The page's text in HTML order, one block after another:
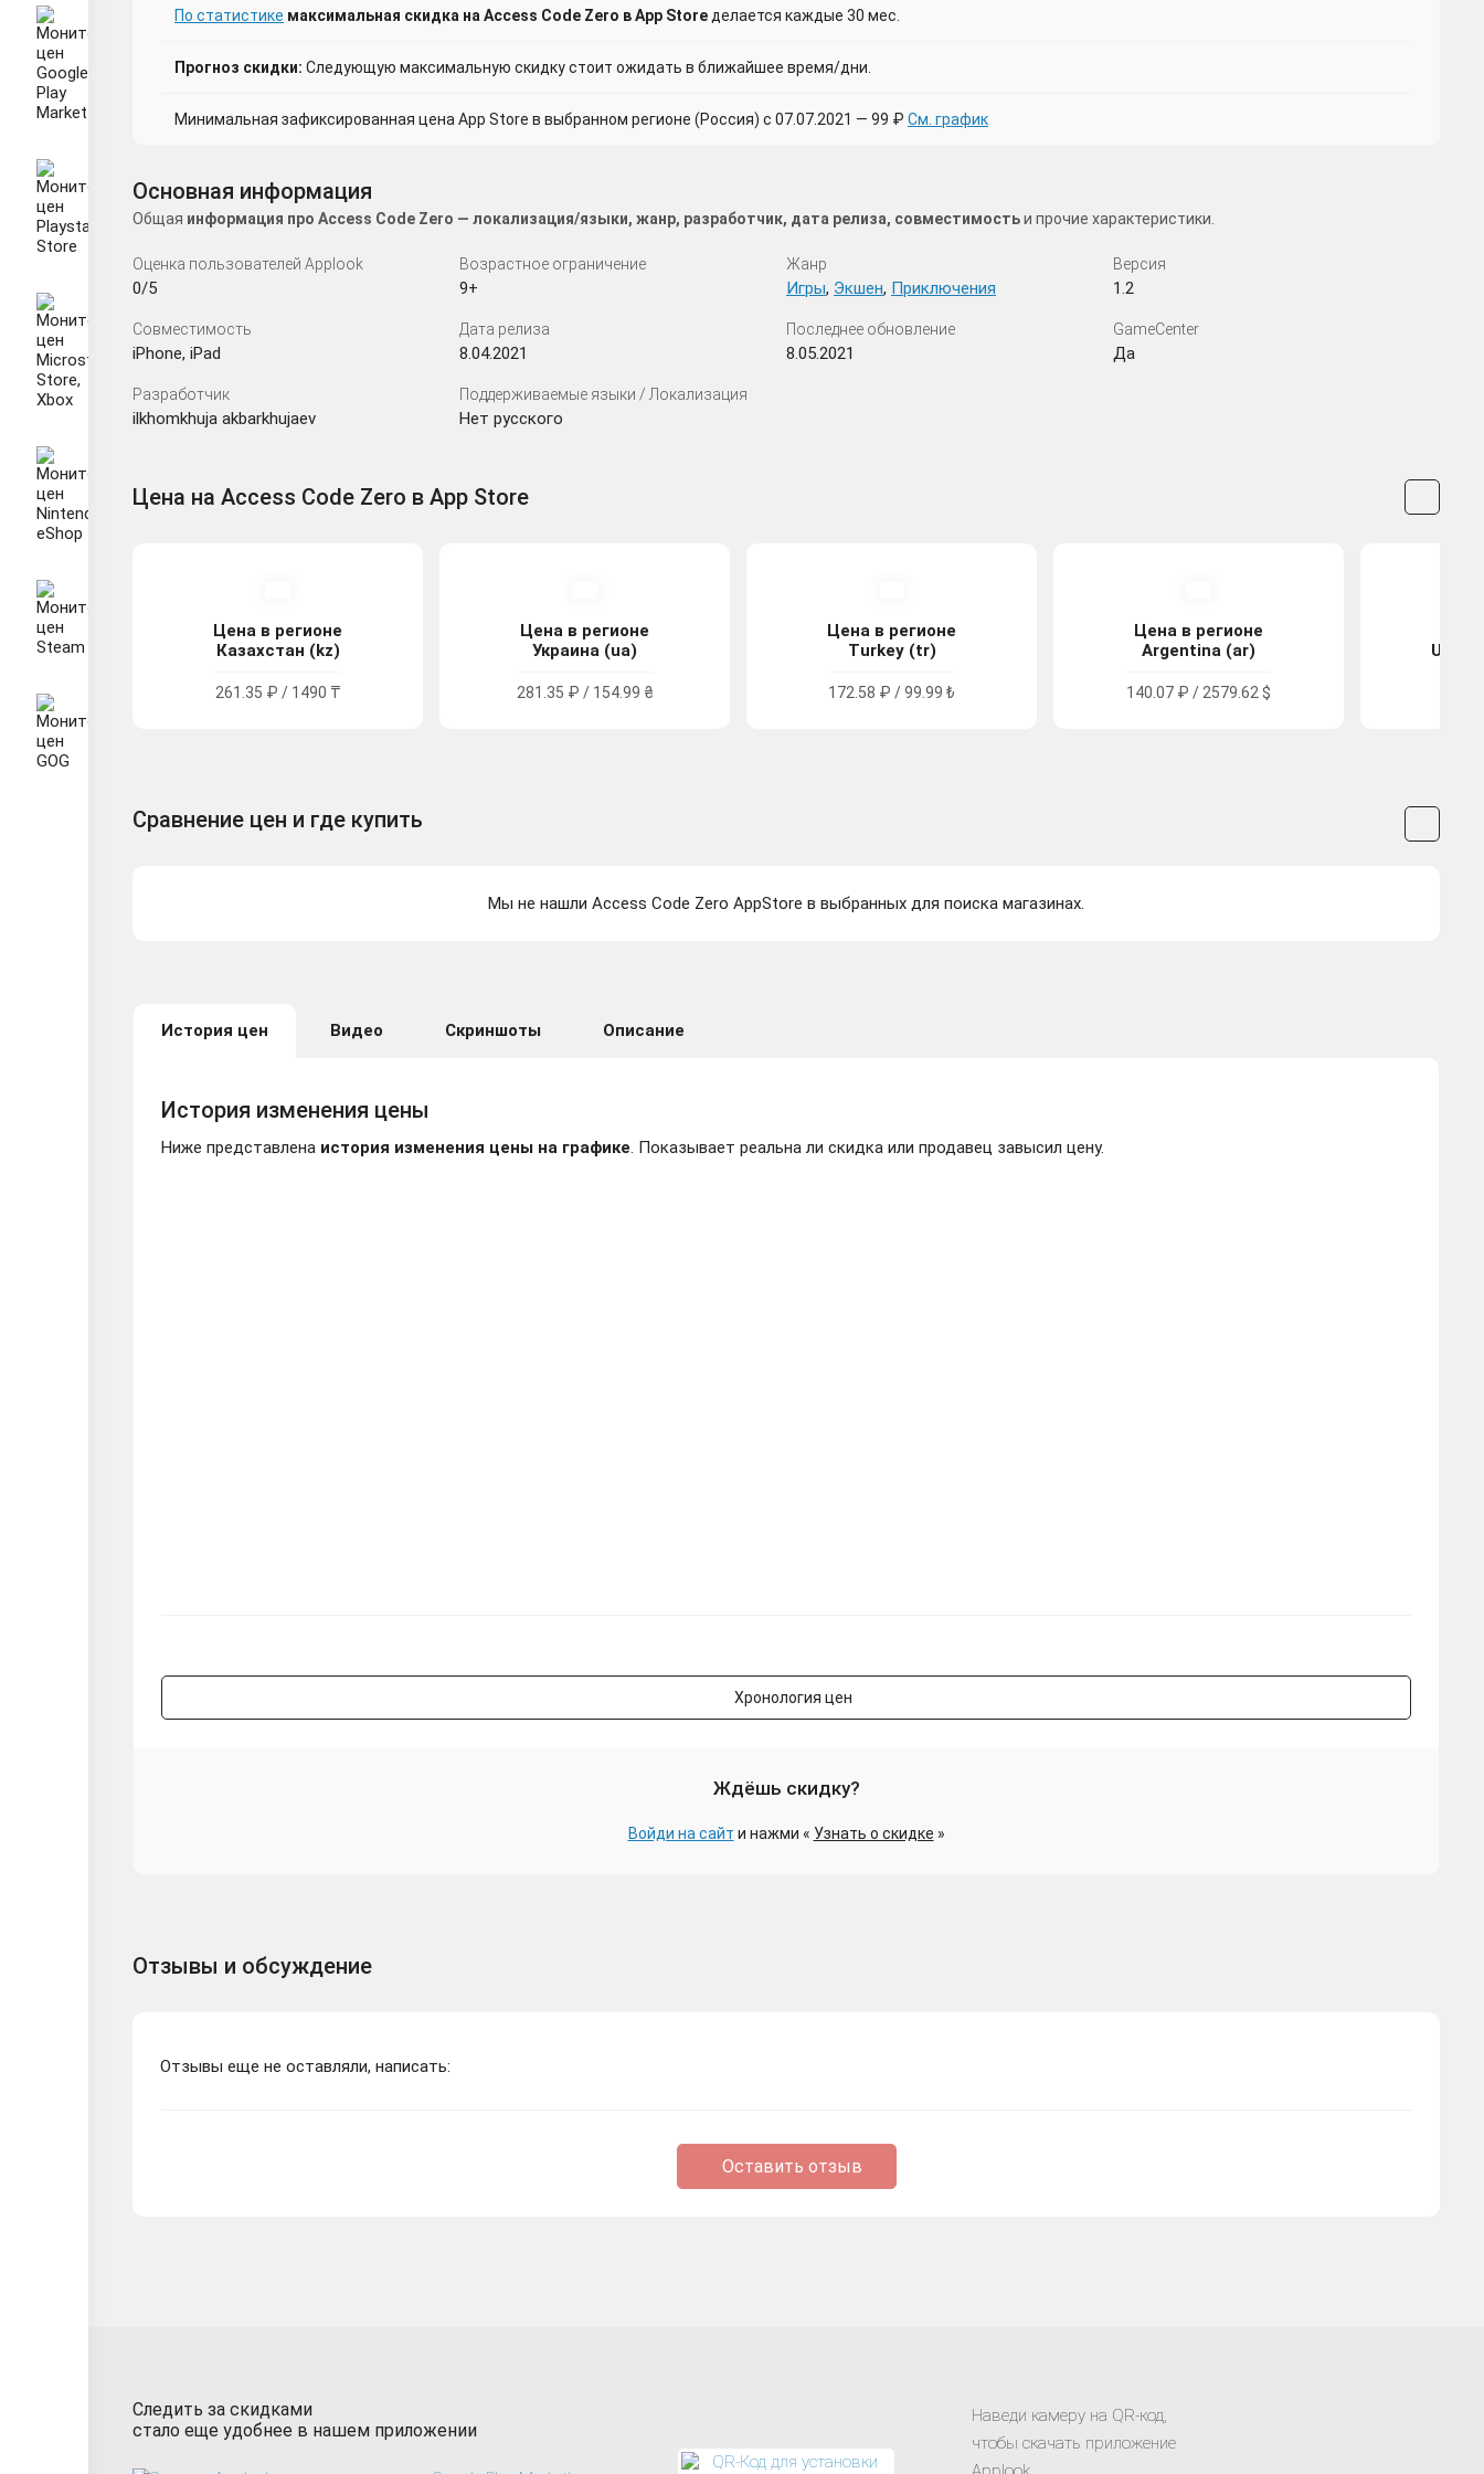
По статистике максимальная скидка на Access Code Zero в App Store делается каждые 30 мес.
Прогноз скидки: Следующую максимальную скидку стоит ожидать в ближайшее время/дни.
Минимальная зафиксированная цена App Store в выбранном регионе (Россия) с 07.07.2021 — 99 ₽ См. график
Основная информация
Общая информация про Access Code Zero — локализация/языки, жанр, разработчик, дата релиза, совместимостьи прочие характеристики.
Оценка пользователей Applook
0/5
Возрастное ограничение
9+
Жанр
Игры, Экшен, Приключения
Версия
1.2
Совместимость
iPhone, iPad
Дата релиза
8.04.2021
Последнее обновление
8.05.2021
GameCenter
Да
Разработчик
ilkhomkhuja akbarkhujaev
Поддерживаемые языки / Локализация
Нет русского
Цена на Access Code Zero в App Store
Цена в регионе
Казахстан (kz)
261.35 ₽ / 1490 ₸
Цена в регионе
Украина (ua)
281.35 ₽ / 154.99 ₴
Цена в регионе
Turkey (tr)
172.58 ₽ / 99.99 ₺
Цена в регионе
Argentina (ar)
140.07 ₽ / 2579.62 $
Сравнение цен и где купить
Мы не нашли Access Code Zero AppStore в выбранных для поиска магазинах.
История цен Видео Скриншоты Описание
История изменения цены
Ниже представлена история изменения цены на графике. Показывает реальна ли скидка или продавец завысил цену.
Хронология цен
Ждёшь скидку?
Войди на сайт и нажми « Узнать о скидке »
Отзывы и обсуждение
Отзывы еще не оставляли, написать:
Оставить отзыв
Следить за скидками
стало еще удобнее в нашем приложении
Наведи камеру на QR-код,
чтобы скачать приложение